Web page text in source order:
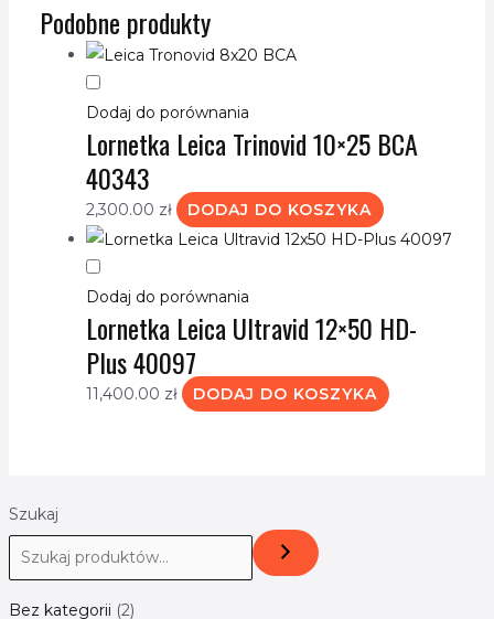
Szukaj
Bez kategorii 2
Podobne produkty
Dodaj do porównania
Lornetka Leica Trinovid 10×25 BCA
40343
2,300.00 zł DODAJ DO KOSZYKA
Dodaj do porównania
Lornetka Leica Ultravid 12×50 HD-
Plus 40097
11,400.00 zł DODAJ DO KOSZYKA